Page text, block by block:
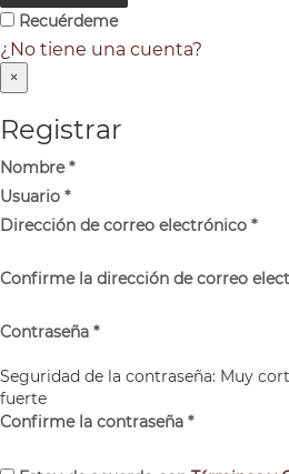
Recuérdeme
¿No tiene una cuenta?
×
Registrar
Nombre*
Usuario *
Dirección de correo electrónico *
Confirme la dirección de correo
Contraseña *
Seguridad de la contraseña: Muy
fuerte
Confirme la contraseña *